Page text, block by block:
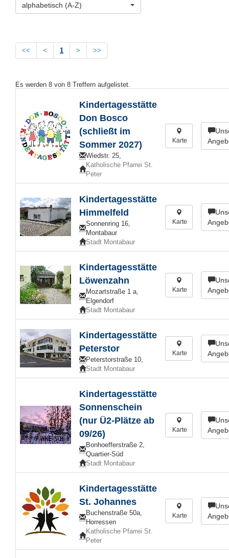
alphabetisch (A-Z)
<< < 1 > >>
Es werden 8 von 8 Treffern aufgelistet.
Kindertagesstätte
Don Bosco
(schließt im
Sommer 2027)
Wiedstr. 25,
Katholische Pfarrei St.
Peter
Karte
Kindertagesstätte
Himmelfeld
Sonnenring 16,
Montabaur
Stadt Montabaur
Karte
Kindertagesstätte
Löwenzahn
Mozartstraße 1 a,
Elgendorf
Stadt Montabaur
Karte
Kindertagesstätte
Peterstor
Peterstorstraße 10,
Stadt Montabaur
Karte
Kindertagesstätte
Sonnenschein
(nur Ü2-Plätze ab
09/26)
Bonhoefferstraße 2,
Quartier-Süd
Stadt Montabaur
Karte
Kindertagesstätte
St. Johannes
Buchenstraße 50a,
Horressen
Katholische Pfarrei St.
Peter
Karte